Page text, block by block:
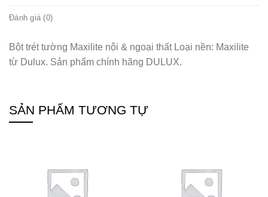
Đánh giá (0)
Bột trét tường Maxilite nội & ngoại thất Loại nền: Maxilite
từ Dulux. Sản phẩm chính hãng DULUX.
SẢN PHẨM TƯƠNG TỰ